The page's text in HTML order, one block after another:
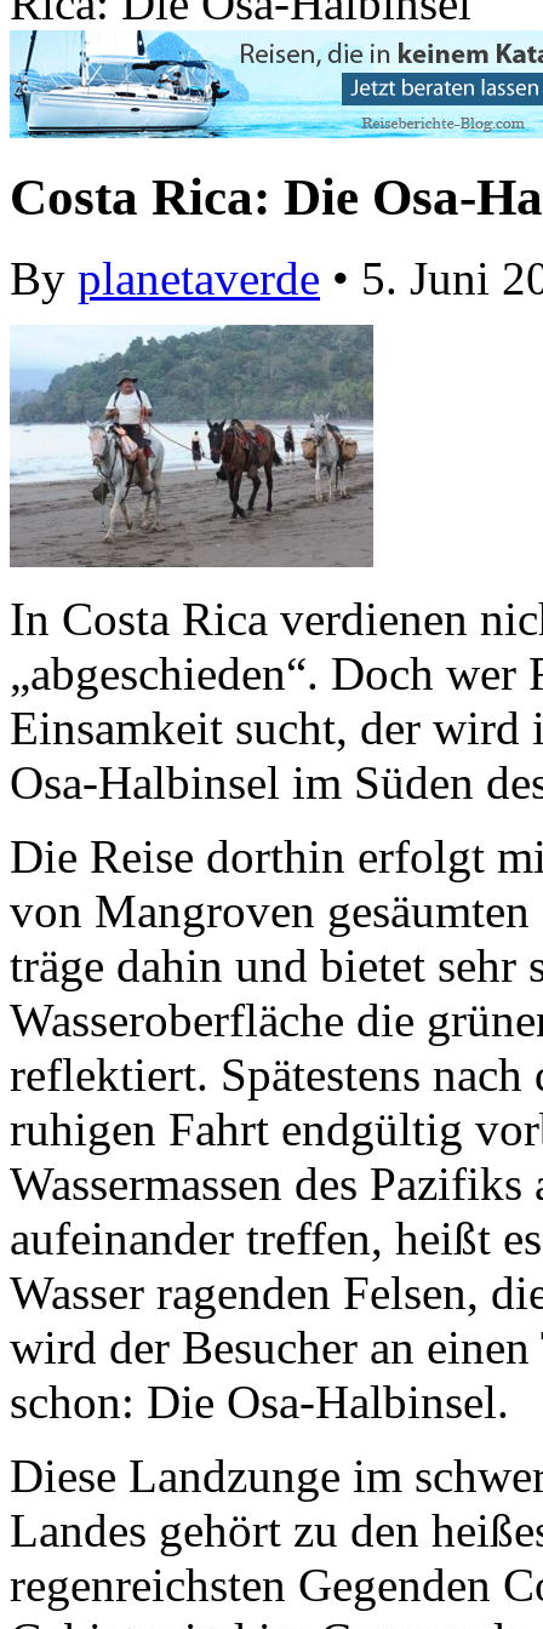
Costa Rica: Die Osa-
By planetaverde • 5. Juni
In Costa Rica verdienen
„abgeschieden“. Doch
Einsamkeit sucht, der wird
Osa-Halbinsel im Süden
Die Reise dorthin erfolgt
von Mangroven
träge dahin und bietet sehr
Wasseroberfläche die
reflektiert. Spätestens
ruhigen Fahrt endgültig
Wassermassen des
aufeinander treffen, heißt
Wasser ragenden Felsen,
wird der Besucher an
schon: Die Osa-Halbinsel.
Diese Landzunge im
Landes gehört zu den
regenreichsten Gegenden